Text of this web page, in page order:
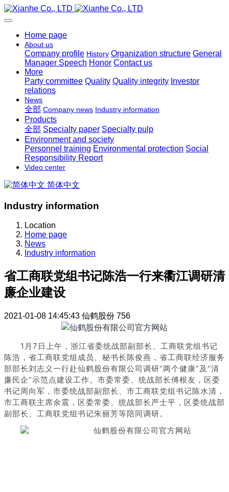
Home page
About us
Company profile History Organization structure General
Manager Speech Honor Contact us
More
Party committee Quality Quality integrity Investor
relations
News
全部 Company news Industry information
Products
全部 Specialty paper Specialty pulp
Environment and society
Personnel training Environmental protection Social
Responsibility Report
Video center
简体中文
Industry information
Location
Home page
News
Industry information
省工商联党组书记陈浩一行来衢江调研清
廉企业建设
2021-01-08 14:45:43 仙鹤股份 756
1月7日上午，浙江省委统战部副部长、工商联党组书记
陈浩，省工商联党组成员、秘书长陈俊燕，省工商联经济服务
部部长刘志义一行赴仙鹤股份有限公司调研“两个健康”及“清
廉民企”示范点建设工作。市委常委、统战部长傅根友，区委
书记周向军，市委统战部副部长、市工商联党组书记陈水清，
市工商联主席余震，区委常委、统战部长严士平，区委统战部
副部长、工商联党组书记朱丽芳等陪同调研。